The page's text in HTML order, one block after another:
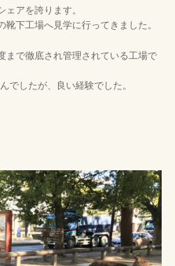
アを誇ります。
下工場へ見学に行ってきました。
まで徹底され管理されている工場で
でしたが、良い経験でした。